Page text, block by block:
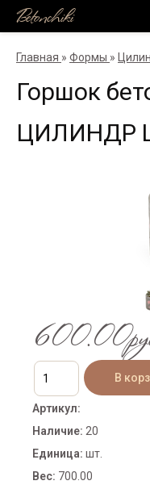
Betonchiki
Главная » Формы »
Горшок
ЦИЛИНДР L
Артикул:
Наличие: 20
Единица: шт.
Вес: 700.00